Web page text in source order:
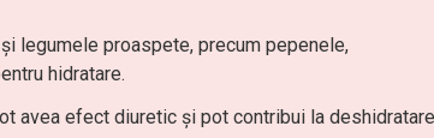
legumele proaspete, precum pepenele,
hidratare.
avea efect diuretic și pot contribui la